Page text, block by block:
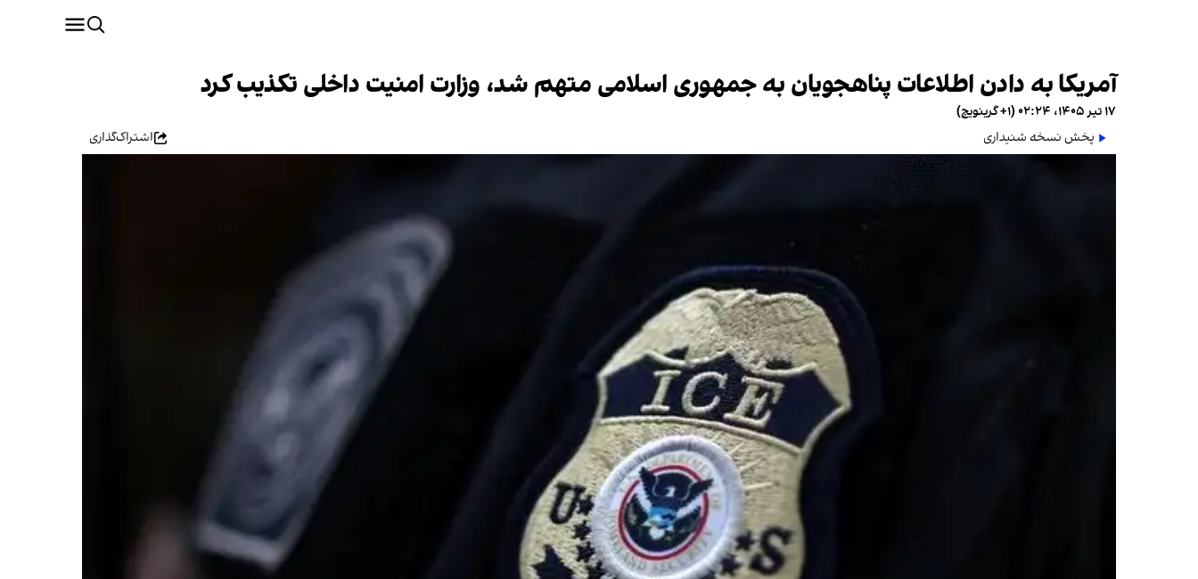
آمریکا به دادن اطلاعات پناهجویان به جمهوری اسلامی متهم شد، وزارت امنیت داخلی تکذیب کرد
۱۷ تیر ۱۴۰۵، ۰۲:۲۴ (‎+۱ گرینویچ)
پخش نسخه شنیداری
اشتراک‌گذاری